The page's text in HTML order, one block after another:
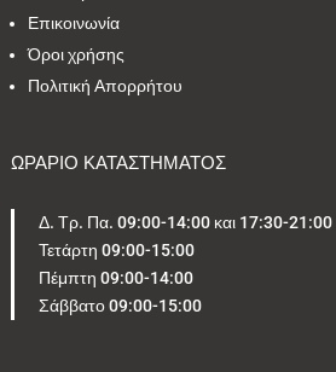
Επικοινωνία
Όροι χρήσης
Πολιτική Απορρήτου
ΩΡΑΡΙΟ ΚΑΤΑΣΤΗΜΑΤΟΣ
Δ. Τρ. Πα. 09:00-14:00 και 17:30-21:00
Τετάρτη 09:00-15:00
Πέμπτη 09:00-14:00
Σάββατο 09:00-15:00